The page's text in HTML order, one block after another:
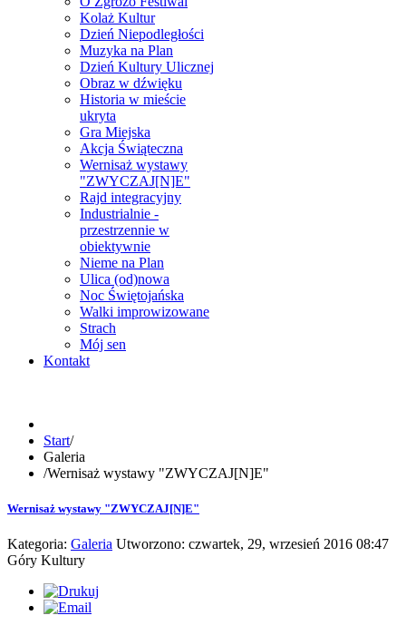
Kolaż Kultur
Dzień Niepodległości
Muzyka na Plan
Dzień Kultury Ulicznej
Obraz w dźwięku
Historia w mieście
ukryta
Gra Miejska
Akcja Świąteczna
Wernisaż wystawy
"ZWYCZAJ[N]E"
Rajd integracyjny
Industrialnie -
przestrzennie w
obiektywnie
Nieme na Plan
Ulica (od)nowa
Noc Świętojańska
Walki improwizowane
Strach
Mój sen
Kontakt
Start/
Galeria
/Wernisaż wystawy "ZWYCZAJ[N]E"
Wernisaż wystawy "ZWYCZAJ[N]E"
Kategoria: Galeria Utworzono: czwartek, 29, wrzesień 2016 08:47
Góry Kultury